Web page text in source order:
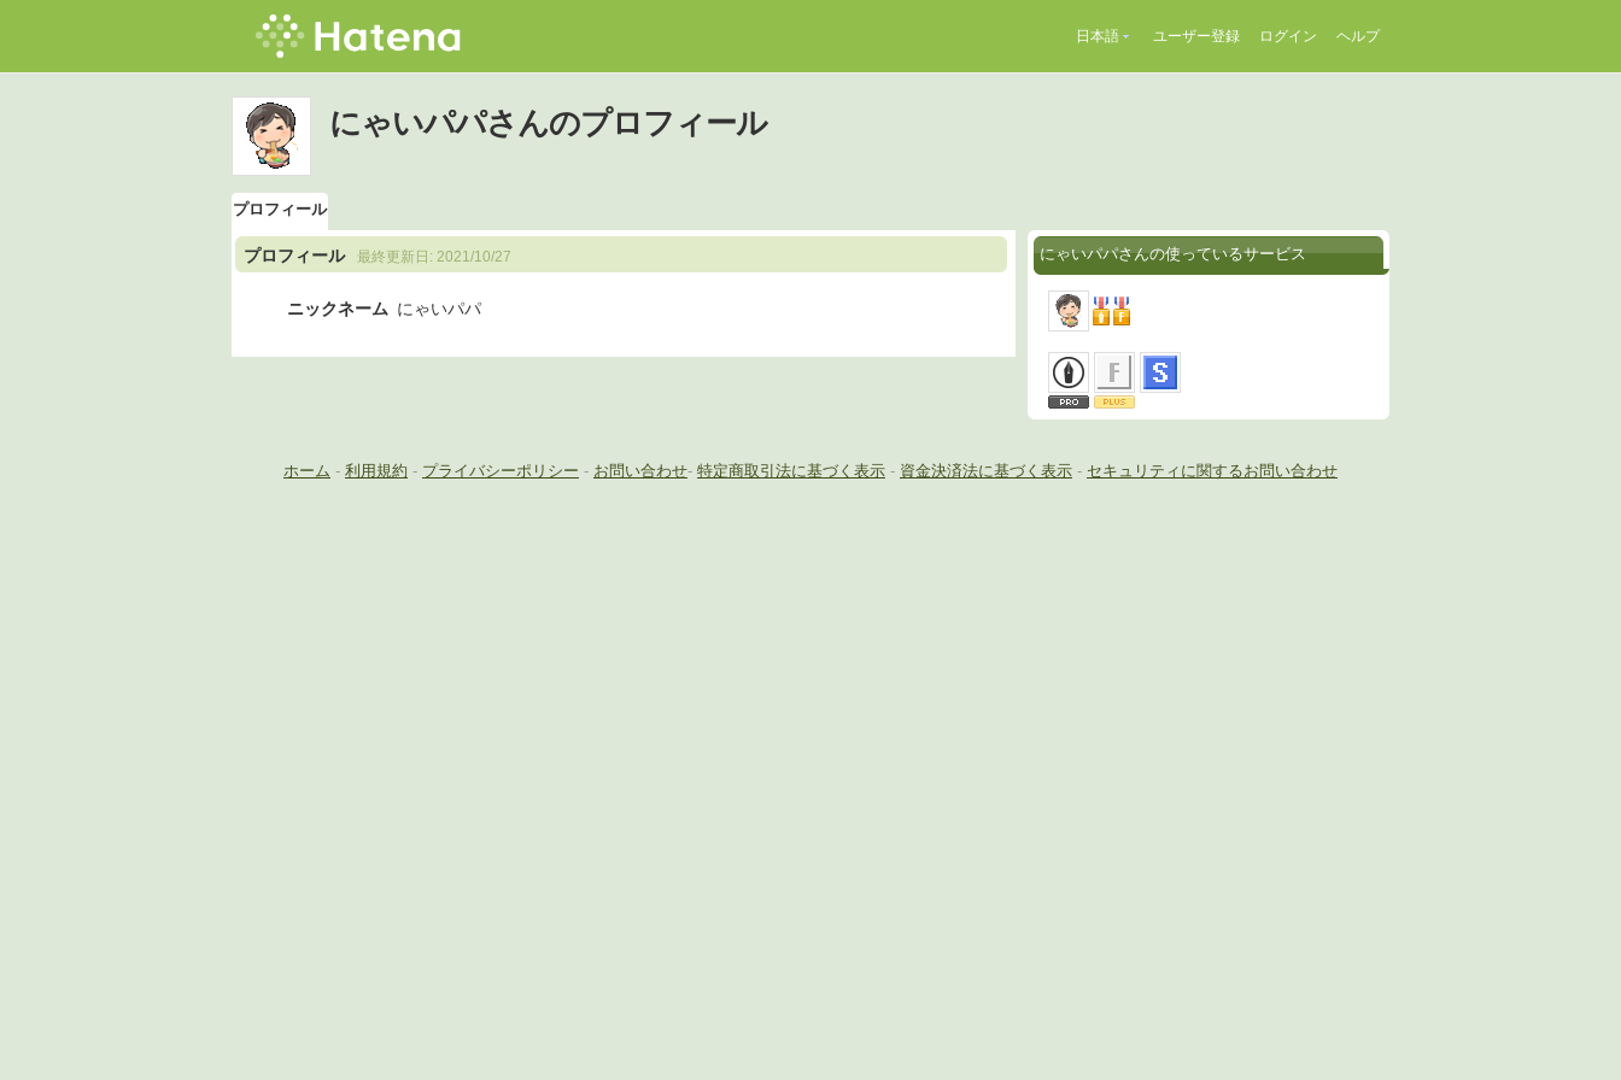
日本語 ユーザー登録 ログイン ヘルプ
にゃいパパさんのプロフィール
プロフィール
プロフィール 最終更新日: 2021/10/27
ニックネーム にゃいパパ
にゃいパパさんの使っているサービス
ホーム - 利用規約 - プライバシーポリシー - お問い合わせ- 特定商取引法に基づく表示 - 資金決済法に基づく表示 - セキュリティに関するお問い合わせ